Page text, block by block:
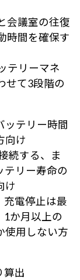
会議室の往復
時間を確保す
テリーマネ
せて3段階の
ッテリー時間
向け
続する、ま
テリー寿命の
け
充電停止は最
1か月以上の
使用しない方
算出